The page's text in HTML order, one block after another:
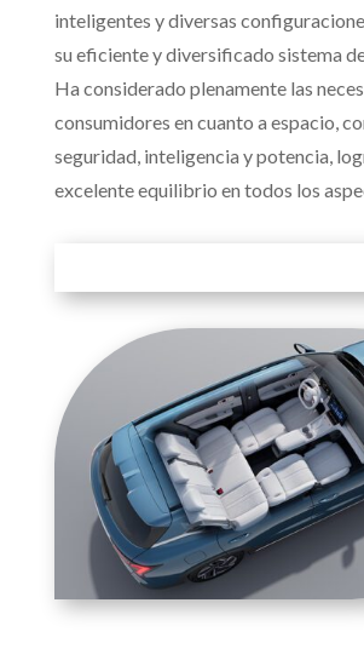
inteligentes y diversas
su eficiente y diversificado sistema
Ha considerado plenamente las
consumidores en cuanto a espacio,
seguridad, inteligencia y potencia,
excelente equilibrio en todos los